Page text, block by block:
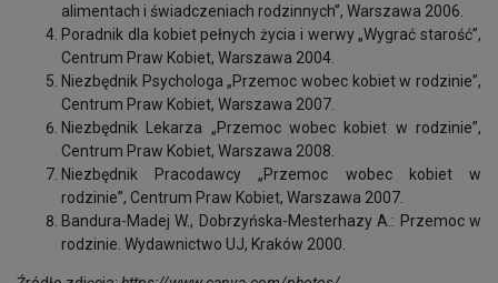
alimentach i świadczeniach rodzinnych”, Warszawa 2006.
Poradnik dla kobiet pełnych życia i werwy „Wygrać starość”,
Centrum Praw Kobiet, Warszawa 2004.
Niezbędnik Psychologa „Przemoc wobec kobiet w rodzinie”,
Centrum Praw Kobiet, Warszawa 2007.
Niezbędnik Lekarza „Przemoc wobec kobiet w rodzinie”,
Centrum Praw Kobiet, Warszawa 2008.
Niezbędnik Pracodawcy „Przemoc wobec kobiet w
rodzinie”, Centrum Praw Kobiet, Warszawa 2007.
Bandura-Madej W., Dobrzyńska-Mesterhazy A.: Przemoc w
rodzinie. Wydawnictwo UJ, Kraków 2000.